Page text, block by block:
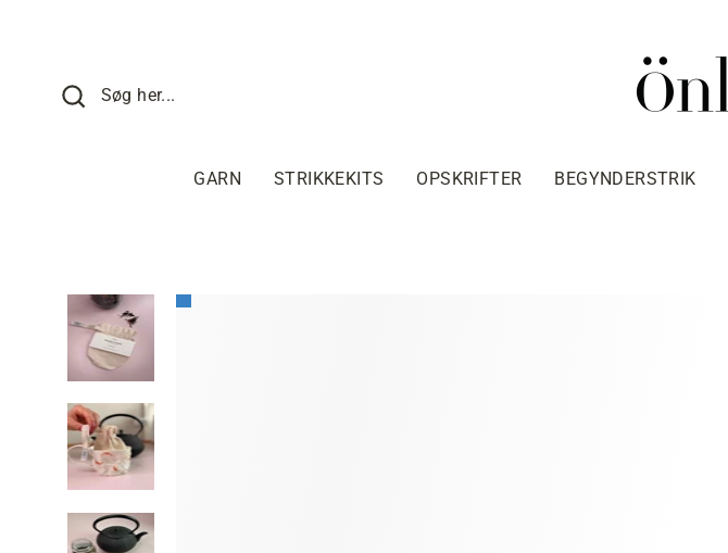
Søg her...
GARN STRIKKEKITS OPSKRIFTER BEGYNDERSTRIK